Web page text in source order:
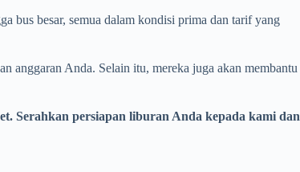
bus besar, semua dalam kondisi prima dan tarif yang
anggaran Anda. Selain itu, mereka juga akan membantu
Serahkan persiapan liburan Anda kepada kami dan